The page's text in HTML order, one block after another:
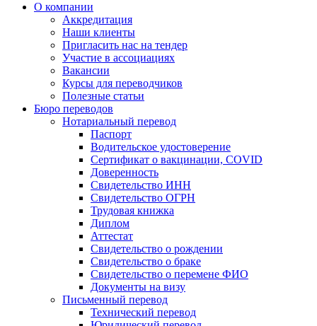
О компании
Аккредитация
Наши клиенты
Пригласить нас на тендер
Участие в ассоциациях
Вакансии
Курсы для переводчиков
Полезные статьи
Бюро переводов
Нотариальный перевод
Паспорт
Водительское удостоверение
Сертификат о вакцинации, COVID
Доверенность
Свидетельство ИНН
Свидетельство ОГРН
Трудовая книжка
Диплом
Аттестат
Свидетельство о рождении
Свидетельство о браке
Свидетельство о перемене ФИО
Документы на визу
Письменный перевод
Технический перевод